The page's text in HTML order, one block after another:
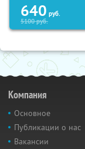
640 руб.
5100руб.
Компания
Основное
Публикации о нас
Вакансии